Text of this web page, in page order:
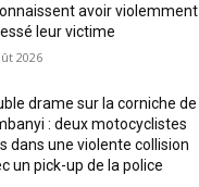
avoir violemment
leur victime
2026
drame sur la corniche de
: deux motocyclistes
dans une violente collision
un pick-up de la police